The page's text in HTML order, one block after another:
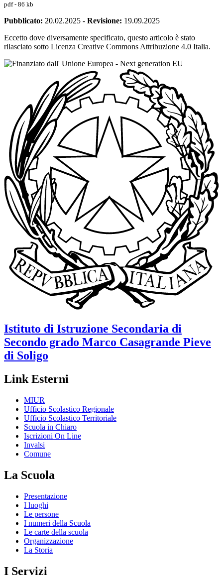
pdf - 86 kb
Pubblicato: 20.02.2025 - Revisione: 19.09.2025
Eccetto dove diversamente specificato, questo articolo è stato
rilasciato sotto Licenza Creative Commons Attribuzione 4.0 Italia.
Istituto di Istruzione Secondaria di
Secondo grado Marco Casagrande Pieve
di Soligo
Link Esterni
MIUR
Ufficio Scolastico Regionale
Ufficio Scolastico Territoriale
Scuola in Chiaro
Iscrizioni On Line
Invalsi
Comune
La Scuola
Presentazione
I luoghi
Le persone
I numeri della Scuola
Le carte della scuola
Organizzazione
La Storia
I Servizi